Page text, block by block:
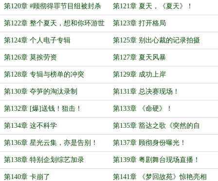
声不给你
第120章 #顾彻得罪节目组被封杀
#？
第121章 夏天，《夏天》！
第122章 整个夏天，想和你环游世
界
第123章 打开格局
第124章 个人电子专辑 第125章 别出心裁的记录拍摄
第126章 莫挨劳资 第127章 夏天风暴
第128章 专辑与榜单的冲突 第129章 成功上岸
第130章 夺笋的淘汰录制 第131章 总决赛现场！
第132章 [爆]送钱！狙击！ 第133章 《命硬》！
第134章 这不科学 第135章 豁达之歌《突然的自
我》！
第136章 星光云集，亦是告别！ 第137章 顾彻身份曝光！
第138章 特别企划综艺加录 第139章 粤剧舞台现场直播！
第140章 卡崩了 第141章 《梦回故苑》惊艳亮相